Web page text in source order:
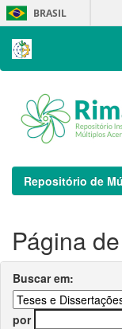
Skip
navigation
BRASIL
Repositório de
Página
Buscar em:
por